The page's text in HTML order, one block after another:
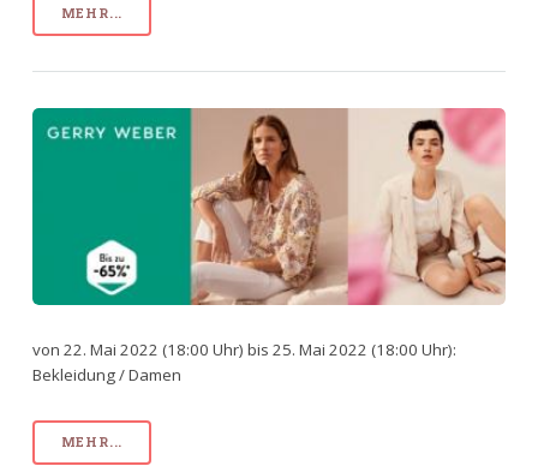
MEHR...
von 22. Mai 2022 (18:00 Uhr) bis 25. Mai 2022 (18:00 Uhr):
Bekleidung / Damen
MEHR...